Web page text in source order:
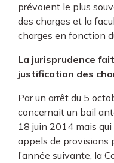
prévoient le plus
des charges et la
charges en fonction
La jurisprudence
justification des
Par un arrêt du 5
concernait un bail
18 juin 2014 mais
appels de provisions
l’année suivante, la